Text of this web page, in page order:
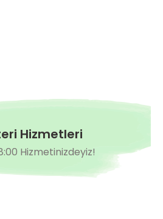
Hizmetleri
Hizmetinizdeyiz!